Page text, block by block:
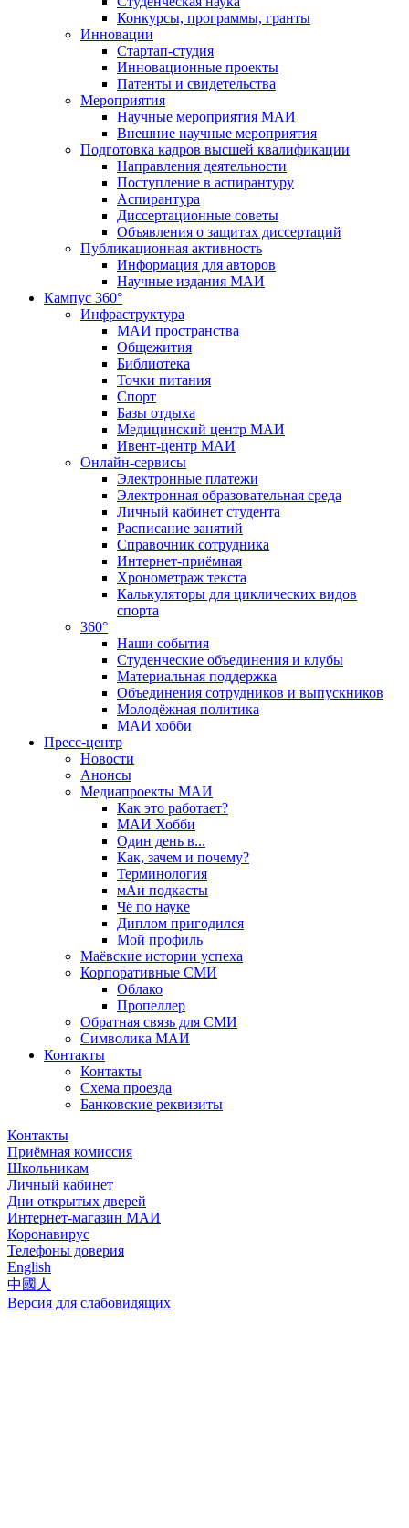
Конкурсы, программы, гранты
Инновации
Стартап-студия
Инновационные проекты
Патенты и свидетельства
Мероприятия
Научные мероприятия МАИ
Внешние научные мероприятия
Подготовка кадров высшей квалификации
Направления деятельности
Поступление в аспирантуру
Аспирантура
Диссертационные советы
Объявления о защитах диссертаций
Публикационная активность
Информация для авторов
Научные издания МАИ
Кампус 360°
Инфраструктура
МАИ пространства
Общежития
Библиотека
Точки питания
Спорт
Базы отдыха
Медицинский центр МАИ
Ивент-центр МАИ
Онлайн-сервисы
Электронные платежи
Электронная образовательная среда
Личный кабинет студента
Расписание занятий
Справочник сотрудника
Интернет-приёмная
Хронометраж текста
Калькуляторы для циклических видов
спорта
360°
Наши события
Студенческие объединения и клубы
Материальная поддержка
Объединения сотрудников и выпускников
Молодёжная политика
МАИ хобби
Пресс-центр
Новости
Анонсы
Медиапроекты МАИ
Как это работает?
МАИ Хобби
Один день в...
Как, зачем и почему?
Терминология
мАи подкасты
Чё по науке
Диплом пригодился
Мой профиль
Маёвские истории успеха
Корпоративные СМИ
Облако
Пропеллер
Обратная связь для СМИ
Символика МАИ
Контакты
Контакты
Схема проезда
Банковские реквизиты
Контакты
Приёмная комиссия
Школьникам
Личный кабинет
Дни открытых дверей
Интернет-магазин МАИ
Коронавирус
Телефоны доверия
English
中國人
Версия для слабовидящих